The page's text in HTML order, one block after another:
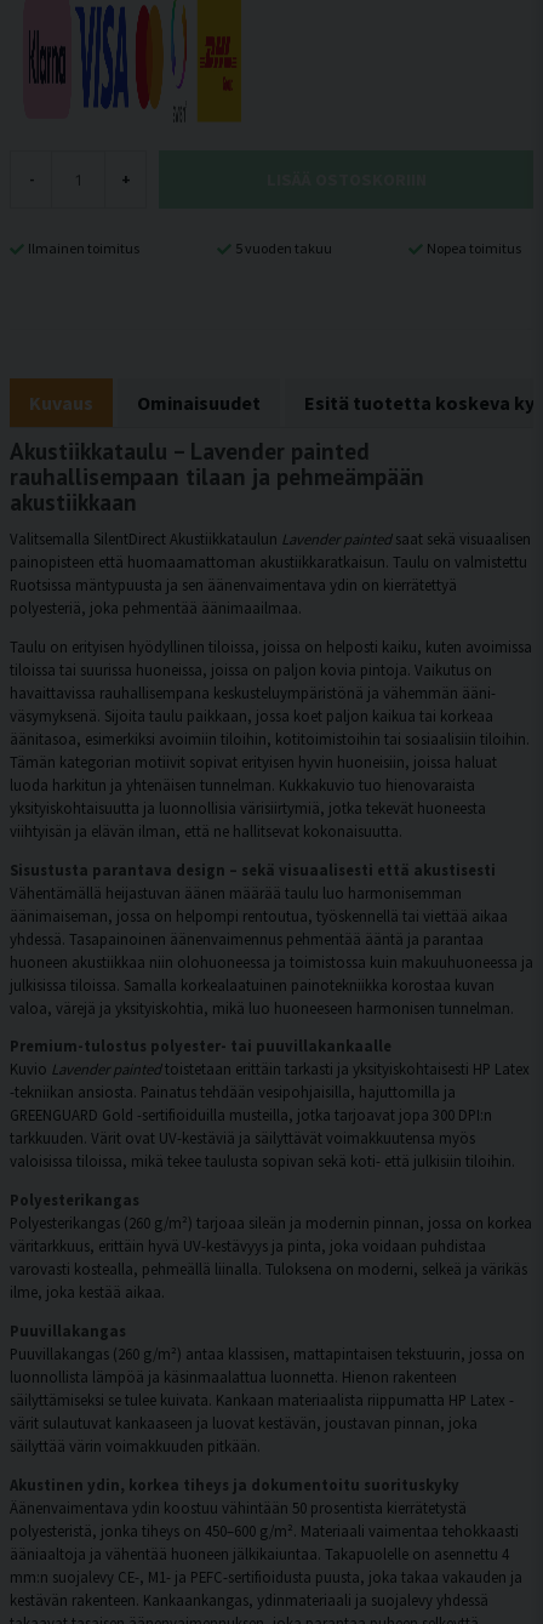
- +
Ilmainen toimitus 5 vuoden takuu Nopea toimitus
Kuvaus Ominaisuudet Esitä tuotetta koskeva
Akustiikkataulu – Lavender painted
rauhallisempaan tilaan ja pehmeämpään
akustiikkaan
Valitsemalla SilentDirect Akustiikkataulun Lavender paintedsaat sekä visuaalisen
painopisteen että huomaamattoman akustiikkaratkaisun. Taulu on valmistettu
Ruotsissa mäntypuusta ja sen äänenvaimentava ydin on kierrätettyä
polyesteriä, joka pehmentää äänimaailmaa.
Taulu on erityisen hyödyllinen tiloissa, joissa on helposti kaiku, kuten avoimissa
tiloissa tai suurissa huoneissa, joissa on paljon kovia pintoja. Vaikutus on
havaittavissa rauhallisempana keskusteluympäristönä ja vähemmän ääni-
väsymyksenä. Sijoita taulu paikkaan, jossa koet paljon kaikua tai korkeaa
äänitasoa, esimerkiksi avoimiin tiloihin, kotitoimistoihin tai sosiaalisiin tiloihin.
Tämän kategorian motiivit sopivat erityisen hyvin huoneisiin, joissa haluat
luoda harkitun ja yhtenäisen tunnelman. Kukkakuvio tuo hienovaraista
yksityiskohtaisuutta ja luonnollisia värisiirtymiä, jotka tekevät huoneesta
viihtyisän ja elävän ilman, että ne hallitsevat kokonaisuutta.
Sisustusta parantava design – sekä visuaalisesti että akustisesti
Vähentämällä heijastuvan äänen määrää taulu luo harmonisemman
äänimaiseman, jossa on helpompi rentoutua, työskennellä tai viettää aikaa
yhdessä. Tasapainoinen äänenvaimennus pehmentää ääntä ja parantaa
huoneen akustiikkaa niin olohuoneessa ja toimistossa kuin makuuhuoneessa ja
julkisissa tiloissa. Samalla korkealaatuinen painotekniikka korostaa kuvan
valoa, värejä ja yksityiskohtia, mikä luo huoneeseen harmonisen tunnelman.
Premium-tulostus polyester- tai puuvillakankaalle
Kuvio Lavender paintedtoistetaan erittäin tarkasti ja yksityiskohtaisesti HP Latex
-tekniikan ansiosta. Painatus tehdään vesipohjaisilla, hajuttomilla ja
GREENGUARD Gold -sertifioiduilla musteilla, jotka tarjoavat jopa 300 DPI:n
tarkkuuden. Värit ovat UV-kestäviä ja säilyttävät voimakkuutensa myös
valoisissa tiloissa, mikä tekee taulusta sopivan sekä koti- että julkisiin tiloihin.
Polyesterikangas
Polyesterikangas (260 g/m²) tarjoaa sileän ja modernin pinnan, jossa on korkea
väritarkkuus, erittäin hyvä UV-kestävyys ja pinta, joka voidaan puhdistaa
varovasti kostealla, pehmeällä liinalla. Tuloksena on moderni, selkeä ja värikäs
ilme, joka kestää aikaa.
Puuvillakangas
Puuvillakangas (260 g/m²) antaa klassisen, mattapintaisen tekstuurin, jossa on
luonnollista lämpöä ja käsinmaalattua luonnetta. Hienon rakenteen
säilyttämiseksi se tulee kuivata. Kankaan materiaalista riippumatta HP Latex -
värit sulautuvat kankaaseen ja luovat kestävän, joustavan pinnan, joka
säilyttää värin voimakkuuden pitkään.
Akustinen ydin, korkea tiheys ja dokumentoitu suorituskyky
Äänenvaimentava ydin koostuu vähintään 50 prosentista kierrätetystä
polyesteristä, jonka tiheys on 450–600 g/m². Materiaali vaimentaa tehokkaasti
ääniaaltoja ja vähentää huoneen jälkikaiuntaa. Takapuolelle on asennettu 4
mm:n suojalevy CE-, M1- ja PEFC-sertifioidusta puusta, joka takaa vakauden ja
kestävän rakenteen. Kankaankangas, ydinmateriaali ja suojalevy yhdessä